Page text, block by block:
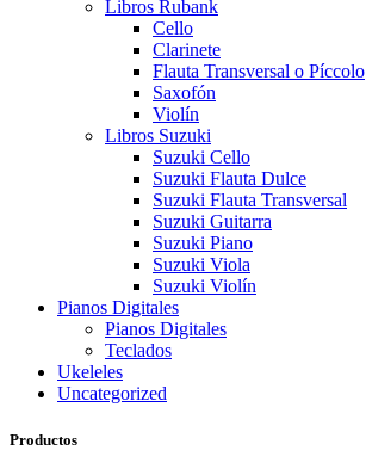
Libros Rubank
Cello
Clarinete
Flauta Transversal o Píccolo
Saxofón
Violín
Libros Suzuki
Suzuki Cello
Suzuki Flauta Dulce
Suzuki Flauta Transversal
Suzuki Guitarra
Suzuki Piano
Suzuki Viola
Suzuki Violín
Pianos Digitales
Pianos Digitales
Teclados
Ukeleles
Uncategorized
Productos